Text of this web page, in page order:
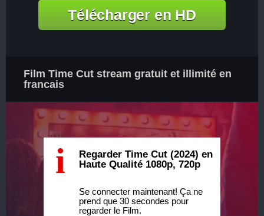
Télécharger en HD
Film Time Cut stream gratuit et illimité en
francais
i
Regarder Time Cut (2024) en
Haute Qualité 1080p, 720p
Se connecter maintenant! Ça ne
prend que 30 secondes pour
regarder le Film.